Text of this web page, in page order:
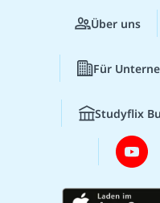
Über uns
Für
Studyflix